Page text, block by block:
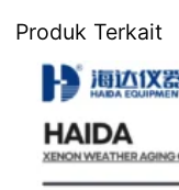
Produk Terkait